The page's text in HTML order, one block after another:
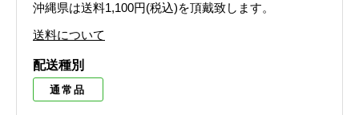
沖縄県は送料1,100円(税込)を頂戴致します。
送料について
配送種別
通常品